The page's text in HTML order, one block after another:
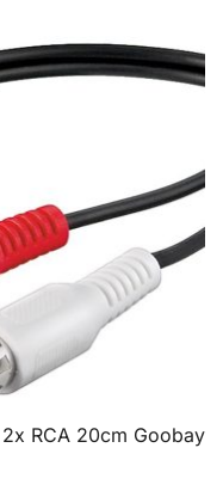
RCA 20cm Goobay